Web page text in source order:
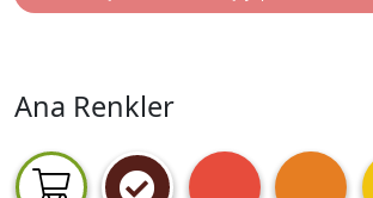
Ana Renkler